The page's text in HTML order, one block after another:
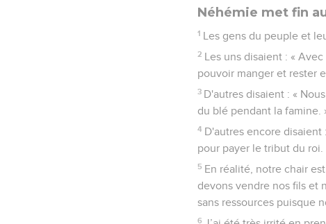
Néhémie met fin
1 Les gens du peuple et
2 Les uns disaient : «
pouvoir manger et rester
3 D'autres disaient : «
du blé pendant la famine.
4 D'autres encore
pour payer le tribut du roi.
5 En réalité, notre chair
devons vendre nos fils et
sans ressources puisque
6